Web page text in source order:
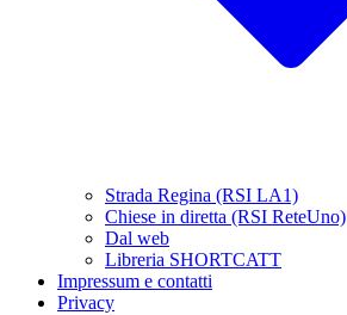
Strada Regina (RSI LA1)
Chiese in diretta (RSI ReteUno)
Dal web
Libreria SHORTCATT
Impressum e contatti
Privacy